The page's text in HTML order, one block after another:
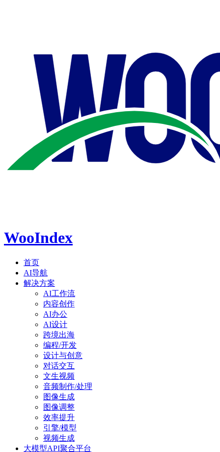
WooIndex
首页
AI导航
解决方案
AI工作流
内容创作
AI办公
AI设计
跨境出海
编程/开发
设计与创意
对话交互
文生视频
音频制作/处理
图像生成
图像调整
效率提升
引擎/模型
视频生成
大模型API聚合平台